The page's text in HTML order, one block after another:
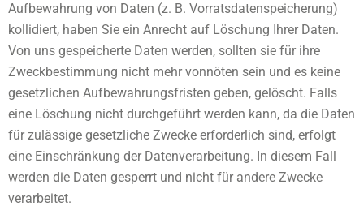
Aufbewahrung von Daten (z. B. Vorratsdatenspeicherung)
kollidiert, haben Sie ein Anrecht auf Löschung Ihrer Daten.
Von uns gespeicherte Daten werden, sollten sie für ihre
Zweckbestimmung nicht mehr vonnöten sein und es keine
gesetzlichen Aufbewahrungsfristen geben, gelöscht. Falls
eine Löschung nicht durchgeführt werden kann, da die Daten
für zulässige gesetzliche Zwecke erforderlich sind, erfolgt
eine Einschränkung der Datenverarbeitung. In diesem Fall
werden die Daten gesperrt und nicht für andere Zwecke
verarbeitet.